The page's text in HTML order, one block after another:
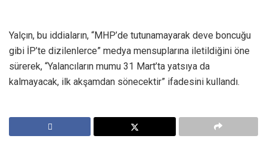
Yalçın, bu iddiaların, “MHP’de tutunamayarak deve boncuğu
gibi İP’te dizilenlerce” medya mensuplarına iletildiğini öne
sürerek, “Yalancıların mumu 31 Mart’ta yatsıya da
kalmayacak, ilk akşamdan sönecektir” ifadesini kullandı.